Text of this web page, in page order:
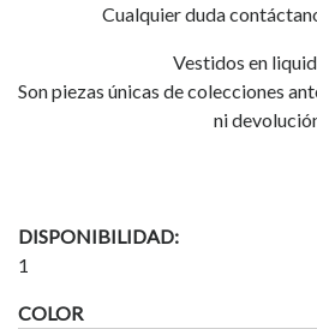
Cualquier duda
Vestidos en
Son piezas únicas de colecciones
ni
DISPONIBILIDAD:
1
COLOR